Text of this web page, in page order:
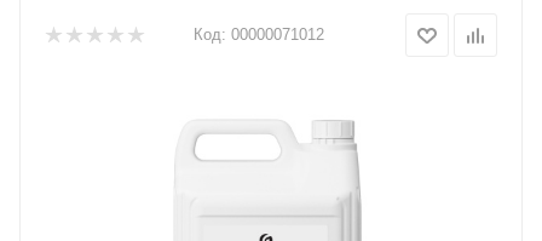
Код: 00000071012